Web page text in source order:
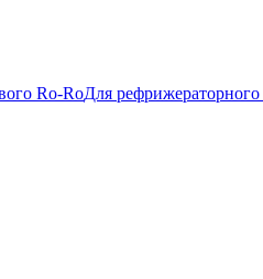
Ro-RoДля рефрижераторного